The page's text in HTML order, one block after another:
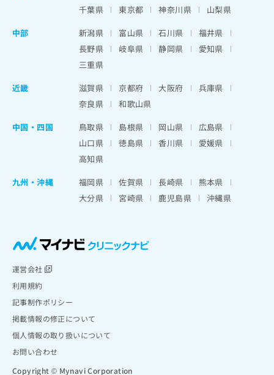
千葉県
東京都 神奈川県
山梨県
中部
新潟県 富山県 石川県
福井県
長野県
岐阜県 静岡県
愛知県
三重県
近畿
滋賀県 京都府 大阪府
兵庫県
奈良県
和歌山県
中国・四国
鳥取県 島根県 岡山県
広島県
山口県
徳島県 香川県
愛媛県
高知県
九州・沖縄
福岡県 佐賀県 長崎県
熊本県
大分県
宮崎県 鹿児島県 沖縄県
運営会社
利用規約
記事制作ポリシー
掲載情報の修正について
個人情報の取り扱いについて
お問い合わせ
Copyright © Mynavi Corporation